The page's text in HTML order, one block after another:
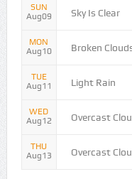
SUN
Aug09
Sky Is Clear
MON
Aug10
Broken
TUE
Aug11
Light Rain
WED
Aug12
Overcast
THU
Aug13
Overcast